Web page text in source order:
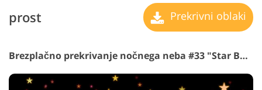
prost Prekrivni oblaki
Brezplačno prekrivanje nočnega neba #33 "Star Bokeh"